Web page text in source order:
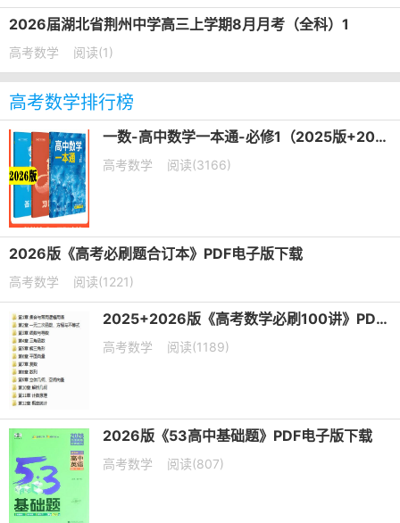
2026届湖北省荆州中学高三上学期8月月考（全科）1
高考数学 阅读(1)
高考数学排行榜
一数-高中数学一本通-必修1（2025版+2026版）PDF下载
高考数学 阅读(3166)
2026版《高考必刷题合订本》PDF电子版下载
高考数学 阅读(1221)
2025+2026版《高考数学必刷100讲》PDF电子版下载
高考数学 阅读(1189)
2026版《53高中基础题》PDF电子版下载
高考数学 阅读(807)